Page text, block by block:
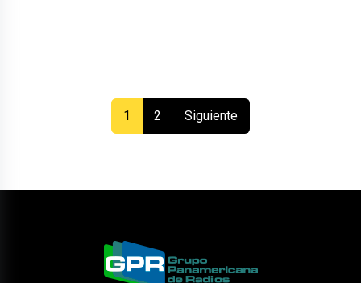
1 (current)
2 Siguiente